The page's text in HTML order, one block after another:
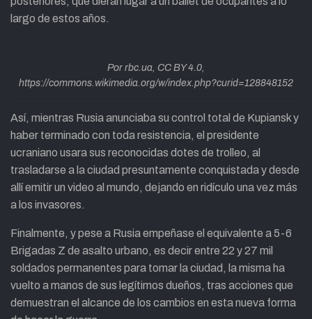
largo de estos años.
Por rbc.ua, CC BY 4.0,
https://commons.wikimedia.org/w/index.php?curid=128848152
Así, mientras Rusia anunciaba su control total de Kupiansk y
haber terminado con toda resistencia, el presidente
ucraniano usara sus reconocidas dotes de trolleo, al
trasladarse a la ciudad presuntamente conquistada y desde
allí emitir un video al mundo, dejando en ridículo una vez más
a los invasores.
Finalmente, y pese a Rusia empeñase el equivalente a 5-6
Brigadas Z de asalto urbano, es decir entre 22 y 27 mil
soldados permanentes para tomar la ciudad, la misma ha
vuelto a manos de sus legítimos dueños, tras acciones que
demuestran el alcance de los cambios en esta nueva forma